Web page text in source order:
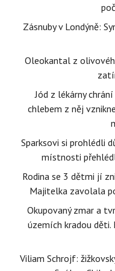
Zásnuby v Londýně:
Oleokantal z
Jód z lékárny
chlebem z něj
Sparksovi si prohlédli
místnosti
Rodina se 3 dětmi jí
Majitelka zavolala
Okupovaný zmar a
územích kradou
Viliam Schrojf: